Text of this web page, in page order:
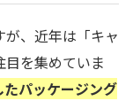
、近年は「キャ
を集めていま
パッケージング